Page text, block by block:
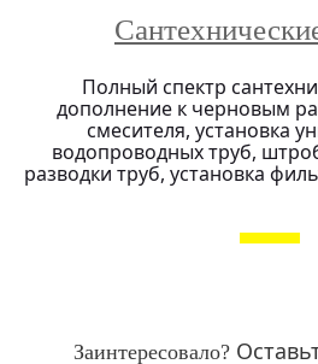
Полный спектр
дополнение к черновым
смесителя, установка
водопроводных труб,
разводки труб, установка
Заинтересовало?